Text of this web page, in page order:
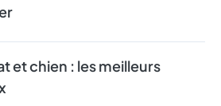
et chien : les meilleurs